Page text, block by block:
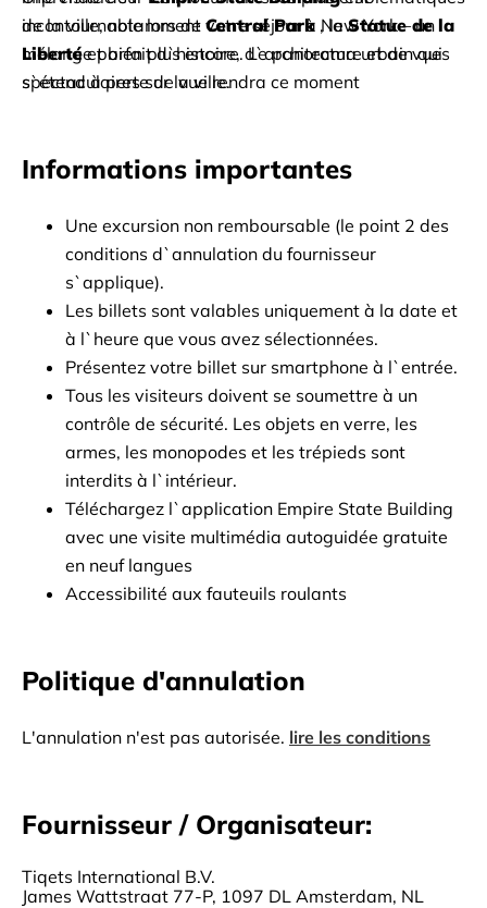
de la ville, notamment Central Park , la Statue de la
Liberté et bien plus encore. Le panorama urbain qui
s`étend à perte de vue rendra ce moment
incontournable lors de votre séjour à New York – un
mélange parfait d`histoire, d`architecture et de vues
spectaculaires sur la ville.
Informations importantes
Une excursion non remboursable (le point 2 des
conditions d`annulation du fournisseur
s`applique).
Les billets sont valables uniquement à la date et
à l`heure que vous avez sélectionnées.
Présentez votre billet sur smartphone à l`entrée.
Tous les visiteurs doivent se soumettre à un
contrôle de sécurité. Les objets en verre, les
armes, les monopodes et les trépieds sont
interdits à l`intérieur.
Téléchargez l`application Empire State Building
avec une visite multimédia autoguidée gratuite
en neuf langues
Accessibilité aux fauteuils roulants
Politique d'annulation
L'annulation n'est pas autorisée. lire les conditions
Fournisseur / Organisateur:
Tiqets International B.V.
James Wattstraat 77-P, 1097 DL Amsterdam, NL